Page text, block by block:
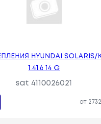
HYUNDAI SOLARIS/
1.41.6 14 G
sat 4110026021
от